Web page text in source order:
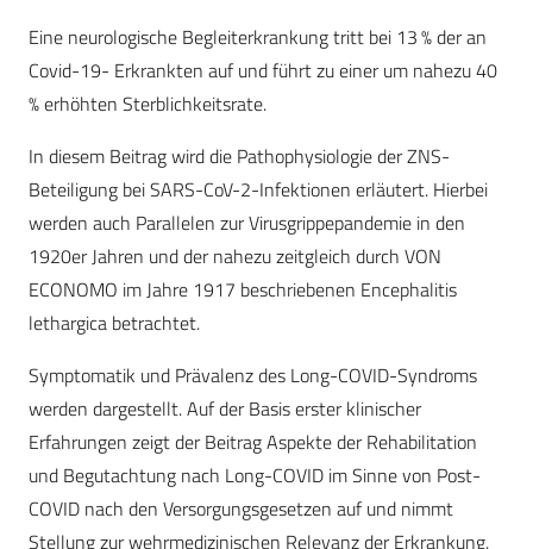
Eine neurologische Begleiterkrankung tritt bei 13 % der an
Covid-19- Erkrankten auf und führt zu einer um nahezu 40
% erhöhten Sterblichkeitsrate.
In diesem Beitrag wird die Pathophysiologie der ZNS-
Beteiligung bei SARS-CoV-2-Infektionen erläutert. Hierbei
werden auch Parallelen zur Virusgrippepandemie in den
1920er Jahren und der nahezu zeitgleich durch VON
ECONOMO im Jahre 1917 beschriebenen Encephalitis
lethargica betrachtet.
Symptomatik und Prävalenz des Long-COVID-Syndroms
werden dargestellt. Auf der Basis erster klinischer
Erfahrungen zeigt der Beitrag Aspekte der Rehabilitation
und Begutachtung nach Long-COVID im Sinne von Post-
COVID nach den Versorgungsgesetzen auf und nimmt
Stellung zur wehrmedizinischen Relevanz der Erkrankung.